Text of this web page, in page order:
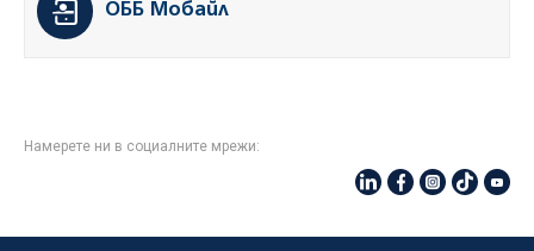
ОББ Мобайл
Намерете ни в социалните мрежи: